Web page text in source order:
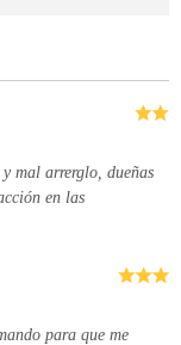
sobre usted,
mal arrerglo, dueñas
en las
para que me